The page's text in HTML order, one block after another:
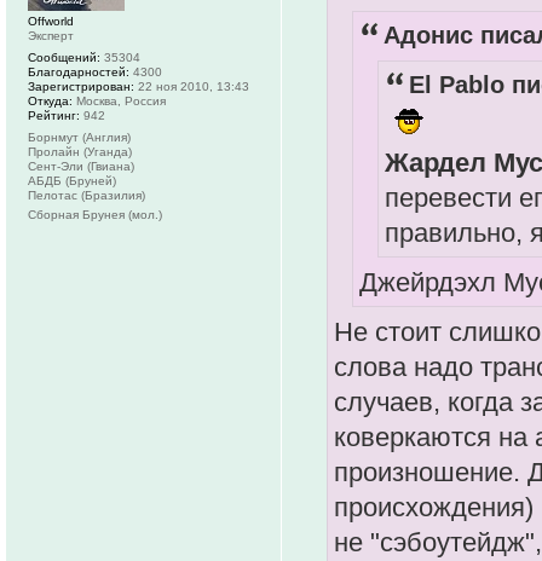
Адонис
El Pablo
Жардел
перевести
правильно,
Джейрдэхл
Не стоит
слова надо
случаев, когда
коверкаются на
произношение.
происхождения)
не
Offworld
Эксперт
Сообщений: 35304
Благодарностей: 4300
Зарегистрирован: 22 ноя 2010, 13:43
Откуда: Москва, Россия
Рейтинг: 942
Борнмут (Англия)
Пролайн (Уганда)
Сент-Эли (Гвиана)
АБДБ (Бруней)
Пелотас (Бразилия)
Сборная Брунея (мол.)